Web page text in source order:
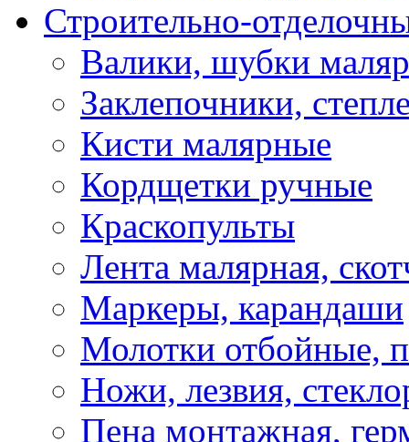
Строительно-
Валики, шубки
Заклепочники,
Кисти малярные
Кордщетки ручные
Краскопульты
Лента малярная,
Маркеры, карандаши
Молотки отбойные,
Ножи, лезвия,
Пена монтажная,